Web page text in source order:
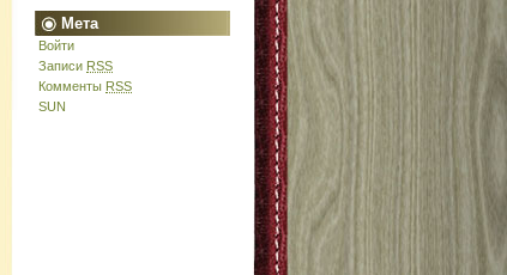
Мета
Войти
Записи RSS
Комменты RSS
SUN